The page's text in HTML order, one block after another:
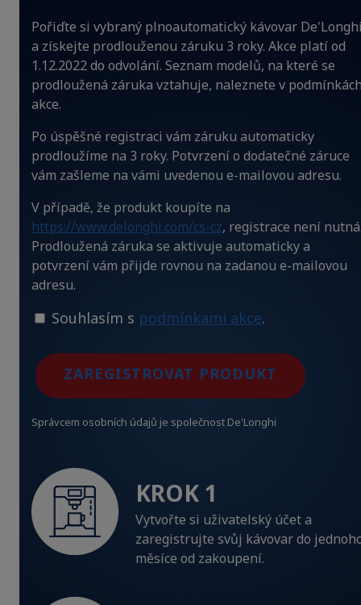
Pořiďte si vybraný plnoautomatický kávovar
a získejte prodlouženou záruku 3 roky. Akce platí od
1.12.2022 do odvolání. Seznam modelů, na které se
prodloužená záruka vztahuje, naleznete v
akce.
Po úspěšné registraci vám záruku automaticky
prodloužíme na 3 roky. Potvrzení o dodatečné záruce
vám zašleme na vámi uvedenou e-mailovou adresu.
V případě, že produkt koupíte na
https://www.delonghi.com/cs-cz, registrace není
Prodloužená záruka se aktivuje automaticky a
potvrzení vám přijde rovnou na zadanou e-mailovou
adresu.
Souhlasím s podmínkami akce.
ZAREGISTROVAT PRODUKT
Správcem osobních údajů je společnost De'Longhi
KROK 1
Vytvořte si uživatelský účet a
zaregistrujte svůj kávovar do
měsíce od zakoupení.